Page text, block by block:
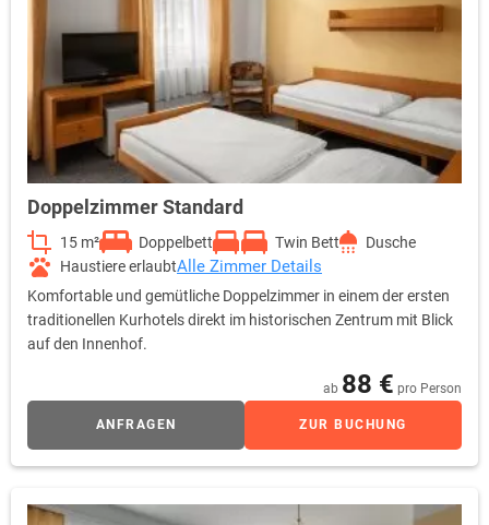
Doppelzimmer Standard
15 m² Doppelbett Twin Bett
Dusche
Haustiere erlaubtAlle Zimmer Details
Komfortable und gemütliche Doppelzimmer in einem der ersten
traditionellen Kurhotels direkt im historischen Zentrum mit Blick
auf den Innenhof.
ab 88 € pro Person
ANFRAGEN ZUR BUCHUNG